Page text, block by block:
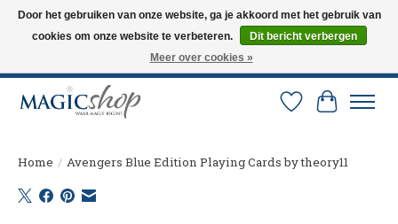
Altijd de nieuwste trucs op voorraad. Snelle verzending via PostNL en DHL.
Langskomen in onze winkel? Bel of mail om een afspraak te maken. 0251-
Verlanglijst
Home / Avengers Blue Edition Playing Cards by theory11
Door het gebruiken van onze website, ga je akkoord met het gebruik van
cookies om onze website te verbeteren.
Dit bericht verbergen
Meer over cookies »